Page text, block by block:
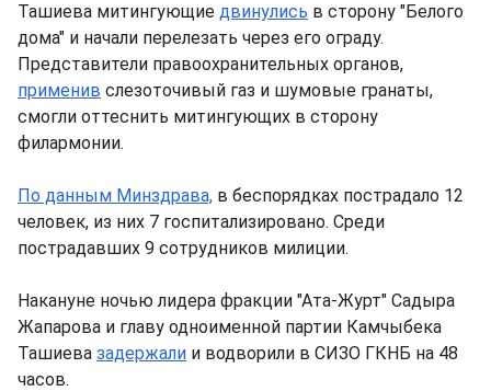
Ташиева митингующие двинулись в сторону "Белого
дома" и начали перелезать через его ограду.
Представители правоохранительных органов,
применив слезоточивый газ и шумовые гранаты,
смогли оттеснить митингующих в сторону
филармонии.
По данным Минздрава, в беспорядках пострадало 12
человек, из них 7 госпитализировано. Среди
пострадавших 9 сотрудников милиции.
Накануне ночью лидера фракции "Ата-Журт" Садыра
Жапарова и главу одноименной партии Камчыбека
Ташиева задержали и водворили в СИЗО ГКНБ на 48
часов.